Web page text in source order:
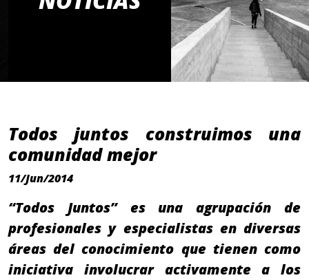
Todos juntos construimos una
comunidad mejor
11/Jun/2014
“Todos Juntos” es una agrupación de
profesionales y especialistas en diversas
áreas del conocimiento que tienen como
iniciativa involucrar activamente a los